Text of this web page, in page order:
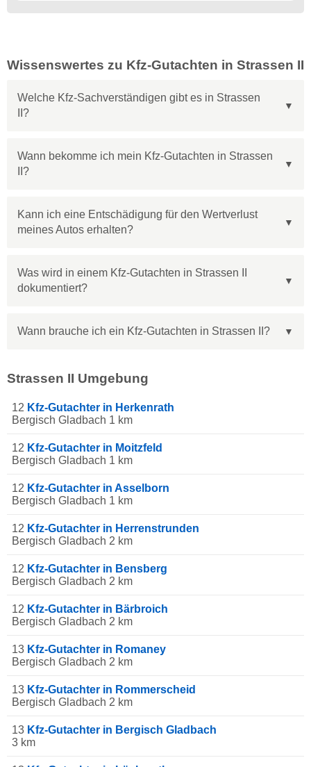
Wissenswertes zu Kfz-Gutachten in Strassen II
Welche Kfz-Sachverständigen gibt es in Strassen
II?
Wann bekomme ich mein Kfz-Gutachten in Strassen
II?
Kann ich eine Entschädigung für den Wertverlust
meines Autos erhalten?
Was wird in einem Kfz-Gutachten in Strassen II
dokumentiert?
Wann brauche ich ein Kfz-Gutachten in Strassen II?
Strassen II Umgebung
12 Kfz-Gutachter in Herkenrath
Bergisch Gladbach 1 km
12 Kfz-Gutachter in Moitzfeld
Bergisch Gladbach 1 km
12 Kfz-Gutachter in Asselborn
Bergisch Gladbach 1 km
12 Kfz-Gutachter in Herrenstrunden
Bergisch Gladbach 2 km
12 Kfz-Gutachter in Bensberg
Bergisch Gladbach 2 km
12 Kfz-Gutachter in Bärbroich
Bergisch Gladbach 2 km
13 Kfz-Gutachter in Romaney
Bergisch Gladbach 2 km
13 Kfz-Gutachter in Rommerscheid
Bergisch Gladbach 2 km
13 Kfz-Gutachter in Bergisch Gladbach
3 km